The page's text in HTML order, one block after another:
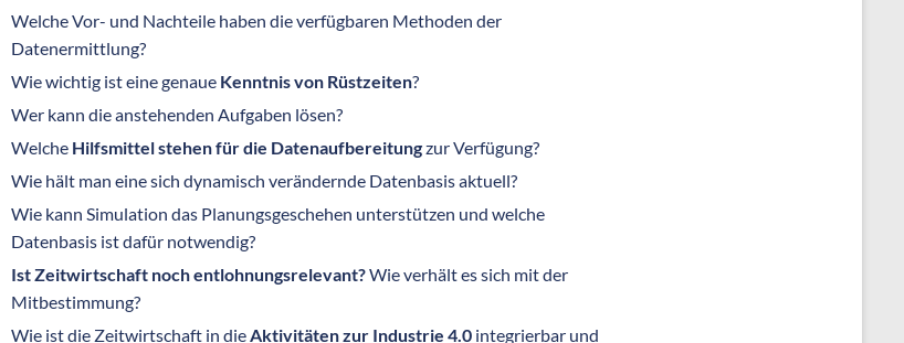
Welche Vor- und Nachteile haben die verfügbaren Methoden der
Datenermittlung?
Wie wichtig ist eine genaue Kenntnis von Rüstzeiten?
Wer kann die anstehenden Aufgaben lösen?
Welche Hilfsmittel stehen für die Datenaufbereitungzur Verfügung?
Wie hält man eine sich dynamisch verändernde Datenbasis aktuell?
Wie kann Simulation das Planungsgeschehen unterstützen und welche
Datenbasis ist dafür notwendig?
Ist Zeitwirtschaft noch entlohnungsrelevant?Wie verhält es sich mit der
Mitbestimmung?
Wie ist die Zeitwirtschaft in dieAktivitäten zur Industrie 4.0integrierbar und